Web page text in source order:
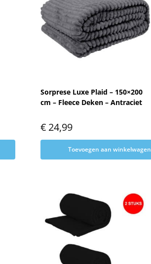
Sorprese Luxe Plaid – 150×200
cm – Fleece Deken – Antraciet
€ 24,99
Toevoegen aan winkelwagen